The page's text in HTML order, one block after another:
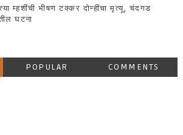
म्हशींची भीषण टक्कर दोन्हींचा मृत्यू, चंदगड
घटना
POPULAR COMMENTS